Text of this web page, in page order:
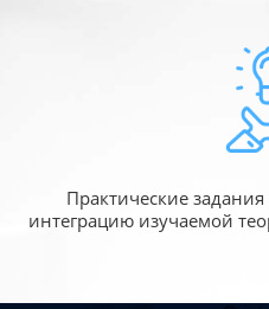
Практические
интеграцию изучаемой